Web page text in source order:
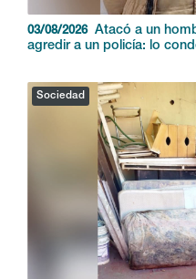
03/08/2026
Atacó a un
agredir a un policía: lo
Sociedad